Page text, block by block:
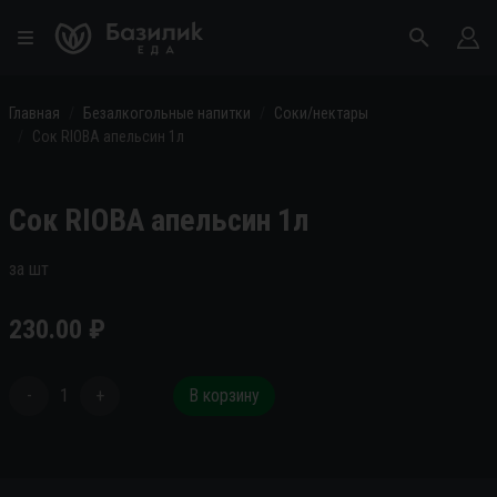
Главная Безалкогольные напитки
Соки/нектары
Сок RIOBA апельсин 1л
Сок RIOBA апельсин 1л
за шт
230.00 ₽
- 1 + В корзину